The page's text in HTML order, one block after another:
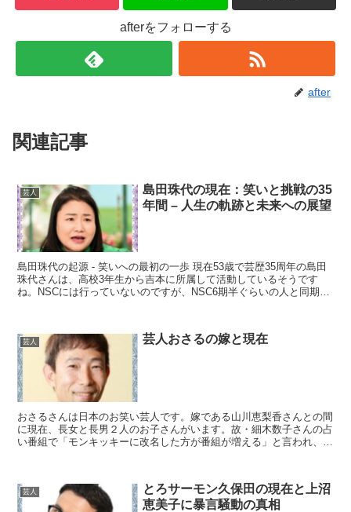
afterをフォローする
after
関連記事
芸人
島田珠代の現在：笑いと挑戦の35
年間 – 人生の軌跡と未来への展望
島田珠代の起源 - 笑いへの最初の一歩 現在53歳で芸歴35周年の島田
珠代さんは、高校3年生から吉本に所属して活動しているそうです
ね。NSCには行っていないのですが、NSC6期半ぐらいの人と同期に
芸人 芸人おさるの嫁と現在
おさるさんは日本のお笑い芸人です。嫁である山川恵梨香さんとの間
に現在、長女と長男２人のお子さんがいます。故・細木数子さんの占
い番組で「モンキッキーに改名した方が番組が増える」と言われ、8
芸人
とろサーモン久保田の現在と上沼
恵美子に暴言騒動の真相